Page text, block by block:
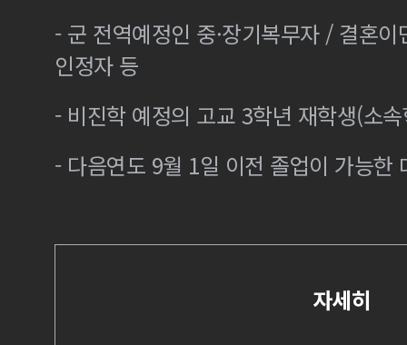
- 군 전역예정인 중·장기복무자 / 결혼
인정자 등
- 비진학 예정의 고교 3학년 재학생(소
- 다음연도 9월 1일 이전 졸업이 가능한
자세히